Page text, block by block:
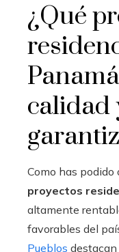
¿Qué
calidad
Como has podido
proyectos
altamente
favorables del
Pueblos